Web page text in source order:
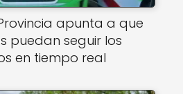
apunta a que
puedan seguir los
en tiempo real